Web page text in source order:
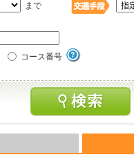
まで
コース番号